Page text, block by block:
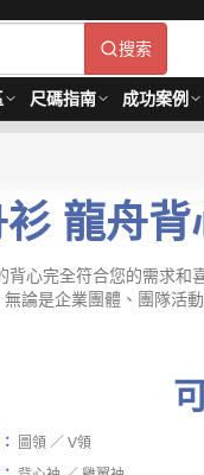
搜索
尺碼指南 成功案例
衫 龍舟
心完全符合您的需求
論是企業團體、團隊活
圖領 ／ V領